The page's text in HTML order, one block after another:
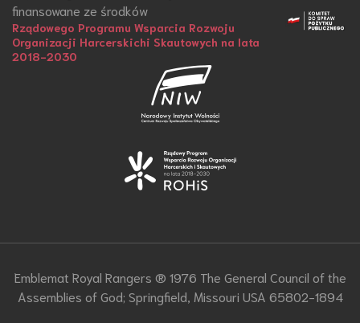
finansowane ze środków
Rządowego Programu Wsparcia Rozwoju
Organizacji Harcerskichi Skautowych na lata
2018-2030
Emblemat Royal Rangers ® 1976 The General Council of the
Assemblies of God; Springfield, Missouri USA 65802-1894